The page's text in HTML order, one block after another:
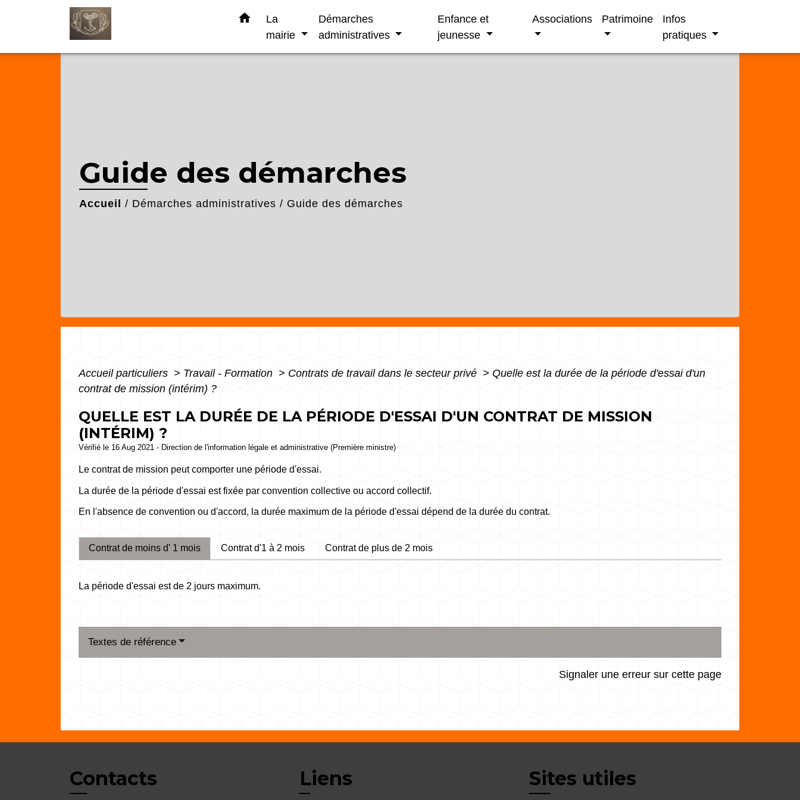
home
La
mairie
Démarches
administratives
Enfance et
jeunesse
Associations Patrimoine
Infos
pratiques
Guide des démarches
Accueil / Démarches administratives / Guide des démarches
Accueil particuliers > Travail - Formation > Contrats de travail dans le secteur privé > Quelle est la durée de la période d'essai d'un
contrat de mission (intérim) ?
QUELLE EST LA DURÉE DE LA PÉRIODE D'ESSAI D'UN CONTRAT DE MISSION
(INTÉRIM) ?
Vérifié le 16 Aug 2021 - Direction de l'information légale et administrative (Première ministre)
Le contrat de mission peut comporter une période d'essai.
La durée de la période d'essai est fixée par convention collective ou accord collectif.
En l'absence de convention ou d'accord, la durée maximum de la période d'essai dépend de la durée du contrat.
Contrat de moins d' 1 mois Contrat d'1 à 2 mois Contrat de plus de 2 mois
La période d'essai est de 2 jours maximum.
Textes de référence
Signaler une erreur sur cette page
Contacts Liens Sites utiles